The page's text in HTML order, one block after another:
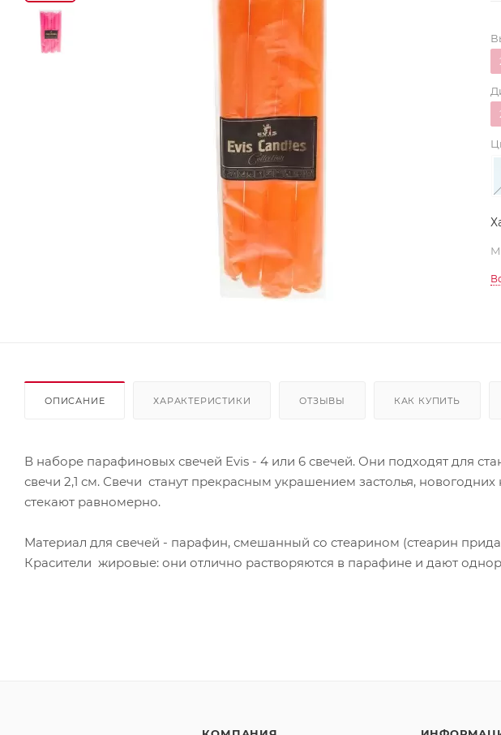
ОПИСАНИЕ ХАРАКТЕРИСТИКИ ОТЗЫВЫ КАК КУПИТЬ
В наборе парафиновых свечей Evis - 4 или 6 свечей. Они подходят для
свечи 2,1 см. Свечи станут прекрасным украшением застолья,
стекают равномерно.
Материал для свечей - парафин, смешанный со стеарином (стеарин
Красители жировые: они отлично растворяются в парафине и дают